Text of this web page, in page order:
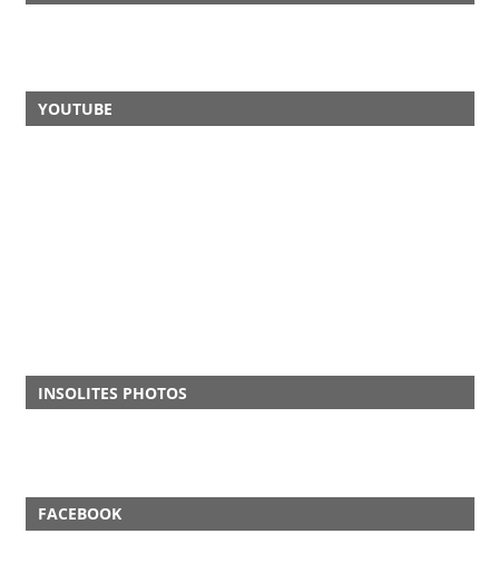
YOUTUBE
INSOLITES PHOTOS
FACEBOOK